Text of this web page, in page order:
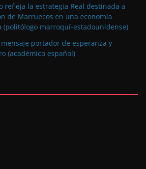
refleja la estrategia Real destinada a
de Marruecos en una economía
marroquí-estadounidense)
portador de esperanza y
(académico español)